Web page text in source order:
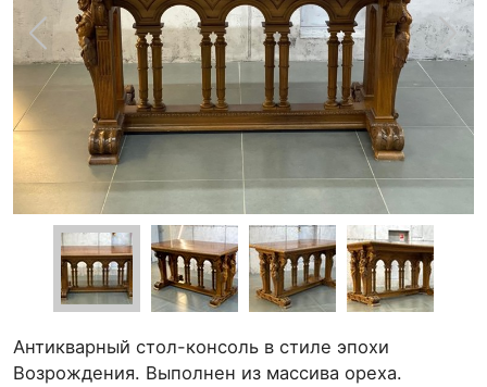
Антикварный стол-консоль в стиле эпохи
Возрождения. Выполнен из массива ореха.